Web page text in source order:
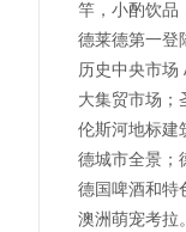
竿，小酌饮品
德莱德第一登
历史中央市
大集贸市场；
伦斯河地标建
德城市全景；
德国啤酒和特
澳洲萌宠考拉